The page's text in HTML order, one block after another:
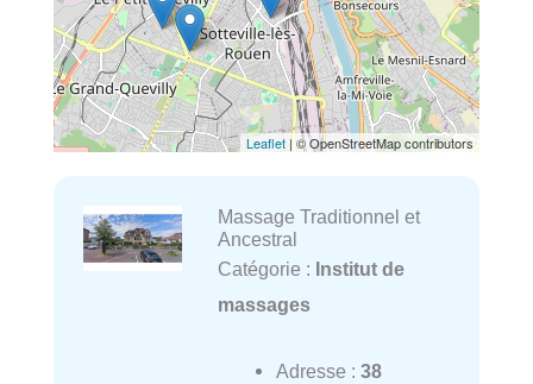
Leaflet | © OpenStreetMap contributors
Massage Traditionnel et
Ancestral
Catégorie : Institut de
massages
Adresse : 38